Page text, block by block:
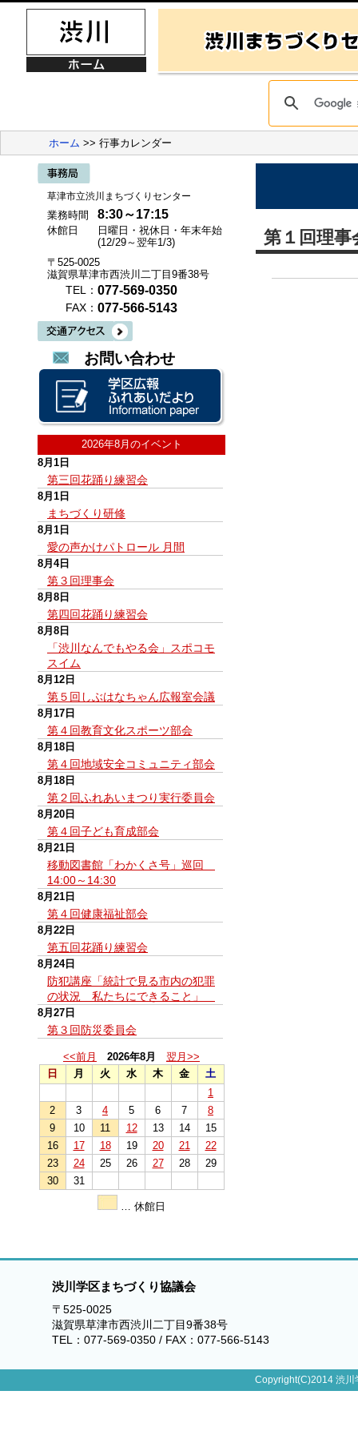
ホーム >> 行事カレンダー
草津市立渋川まちづくりセンター
業務時間 8:30～17:15
休館日
日曜日・祝休日・年末年始
(12/29～翌年1/3)
〒525-0025
滋賀県草津市西渋川二丁目9番38号
TEL： 077-569-0350
FAX： 077-566-5143
お問い合わせ
2026年8月のイベント
8月1日
第三回花踊り練習会
8月1日
まちづくり研修
8月1日
愛の声かけパトロール 月間
8月4日
第３回理事会
8月8日
第四回花踊り練習会
8月8日
「渋川なんでもやる会」スポコモ
スイム
8月12日
第５回しぶはなちゃん広報室会議
8月17日
第４回教育文化スポーツ部会
8月18日
第４回地域安全コミュニティ部会
8月18日
第２回ふれあいまつり実行委員会
8月20日
第４回子ども育成部会
8月21日
移動図書館「わかくさ号」巡回
14:00～14:30
8月21日
第４回健康福祉部会
8月22日
第五回花踊り練習会
8月24日
防犯講座「統計で見る市内の犯罪
の状況 私たちにできること」
8月27日
第３回防災委員会
<<前月 2026年8月
翌月>>
日
月 火 水 木 金
土
1
2
3 4 5 6 7
8
9
10 11 12 13 14
15
16
17 18 19 20 21
22
23
24 25 26 27 28
29
30
31
… 休館日
第１回理事
渋川学区まちづくり協議会
〒525-0025
滋賀県草津市西渋川二丁目9番38号
TEL：077-569-0350 / FAX：077-566-5143
Copyright(C)2014 渋川